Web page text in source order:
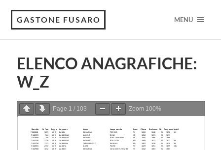
GASTONE FUSARO MENU
ELENCO ANAGRAFICHE:
W_Z
Page 1 / 103 Zoom 100%